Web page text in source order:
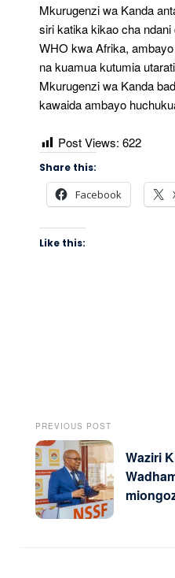
Mkurugenzi wa Kanda
siri katika kikao cha
WHO kwa Afrika,
na kuamua kutumia
Mkurugenzi wa Kanda
kawaida ambayo
Post Views: 622
Share this:
Facebook
Like this:
PREVIOUS POST
Waziri